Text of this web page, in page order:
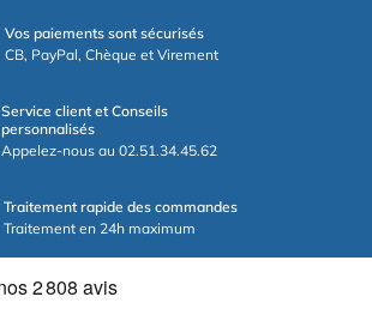
Vos paiements sont sécurisés
CB, PayPal, Chèque et Virement
Service client et Conseils
personnalisés
Appelez-nous au 02.51.34.45.62
Traitement rapide des commandes
Traitement en 24h maximum